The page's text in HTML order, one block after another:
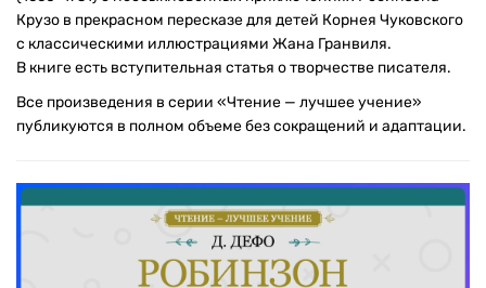
Крузо в прекрасном пересказе для детей Корнея Чуковского
с классическими иллюстрациями Жана Гранвиля.
В книге есть вступительная статья о творчестве писателя.
Все произведения в серии «Чтение — лучшее учение»
публикуются в полном объеме без сокращений и адаптации.